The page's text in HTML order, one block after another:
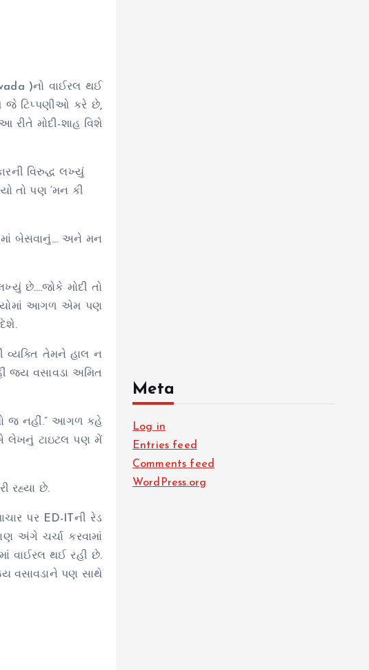
)નો વાઈરલ થઈ
જે ટિપ્પણીઓ કરે છે,
રીતે મોદી-શાહ વિશે
વિરુદ્ધ લખ્યું
તો પણ ‘મન કી
બેસવાનું… અને મન
છે….જોકે મોદી તો
આગળ એમ પણ
વ્યક્તિ તેમને હાલ ન
જય વસાવડા અમિત
જ નહીં.” આગળ કહે
લેખનું ટાઇટલ પણ મેં
રહ્યા છે.
પર ED-ITની રેડ
અંગે ચર્ચા કરવામાં
વાઈરલ થઈ રહી છે.
વસાવડાને પણ સાથે
Meta
Log in
Entries feed
Comments feed
WordPress.org